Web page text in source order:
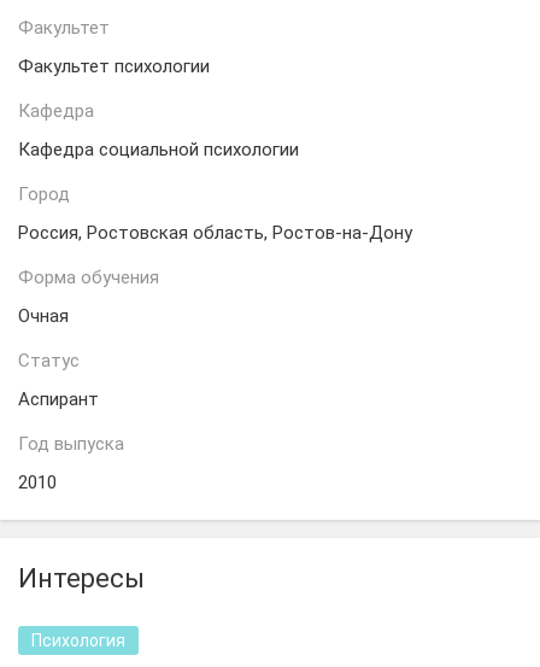
Факультет
Факультет психологии
Кафедра
Кафедра социальной психологии
Город
Россия, Ростовская область, Ростов-на-Дону
Форма обучения
Очная
Статус
Аспирант
Год выпуска
2010
Интересы
Психология